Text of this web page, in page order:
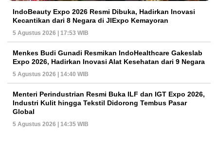
IndoBeauty Expo 2026 Resmi Dibuka, Hadirkan Inovasi
Kecantikan dari 8 Negara di JIExpo Kemayoran
5 Agustus 2026 | 17:53 WIB
Menkes Budi Gunadi Resmikan IndoHealthcare Gakeslab
Expo 2026, Hadirkan Inovasi Alat Kesehatan dari 9 Negara
5 Agustus 2026 | 14:40 WIB
Menteri Perindustrian Resmi Buka ILF dan IGT Expo 2026,
Industri Kulit hingga Tekstil Didorong Tembus Pasar
Global
5 Agustus 2026 | 14:35 WIB